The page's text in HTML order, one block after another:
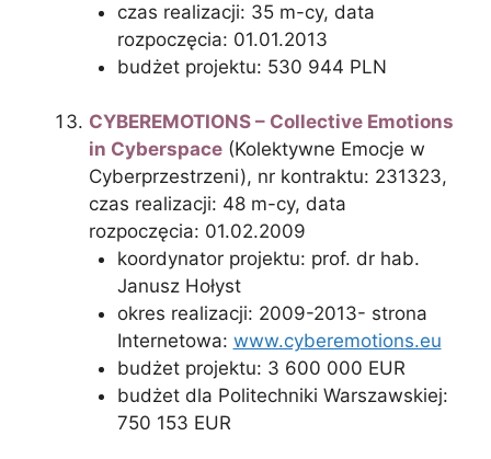
czas realizacji: 35 m-cy, data
rozpoczęcia: 01.01.2013
budżet projektu: 530 944 PLN
CYBEREMOTIONS – Collective Emotions
in Cyberspace (Kolektywne Emocje w
Cyberprzestrzeni), nr kontraktu: 231323,
czas realizacji: 48 m-cy, data
rozpoczęcia: 01.02.2009
koordynator projektu: prof. dr hab.
Janusz Hołyst
okres realizacji: 2009-2013- strona
Internetowa: www.cyberemotions.eu
budżet projektu: 3 600 000 EUR
budżet dla Politechniki Warszawskiej:
750 153 EUR